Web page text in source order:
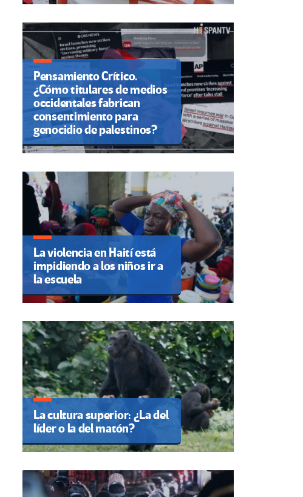
Pensamiento Crítico.
¿Cómo titulares de medios
occidentales fabrican
consentimiento para
genocidio de palestinos?
La violencia en Haití está
impidiendo a los niños ir a
la escuela
La cultura superior: ¿La del
líder o la del matón?